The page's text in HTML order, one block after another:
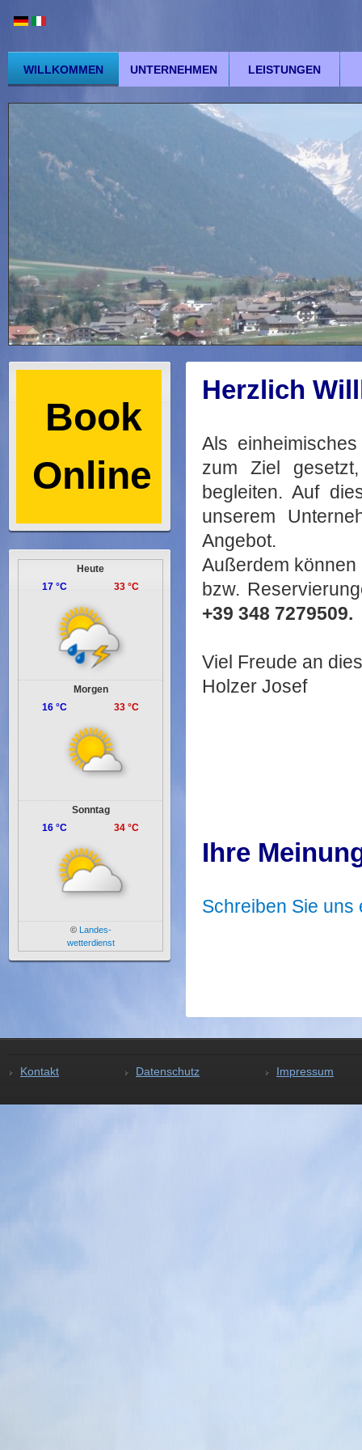
WILLKOMMEN UNTERNEHMEN LEISTUNGEN
Book
Online
© Landes-
wetterdienst
Heute
17 °C
33 °C
Morgen
16 °C
33 °C
Sonntag
16 °C
34 °C
Herzlich
Als
zum Ziel
begleiten. Auf
unserem
Angebot.
Außerdem
bzw.
+39 348 7279509.
Viel Freude an
Ihre
Schreiben Sie uns
Kontakt Datenschutz Impressum